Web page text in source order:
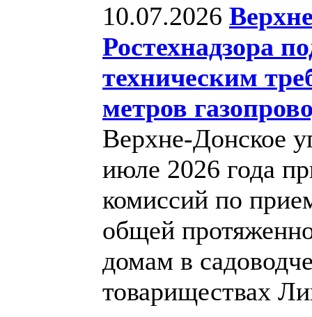
10.07.2026
Ростехнадзора
техническим
метров
Верхне-Донское
июле 2026 года
комиссий по
общей
домам в
товариществах